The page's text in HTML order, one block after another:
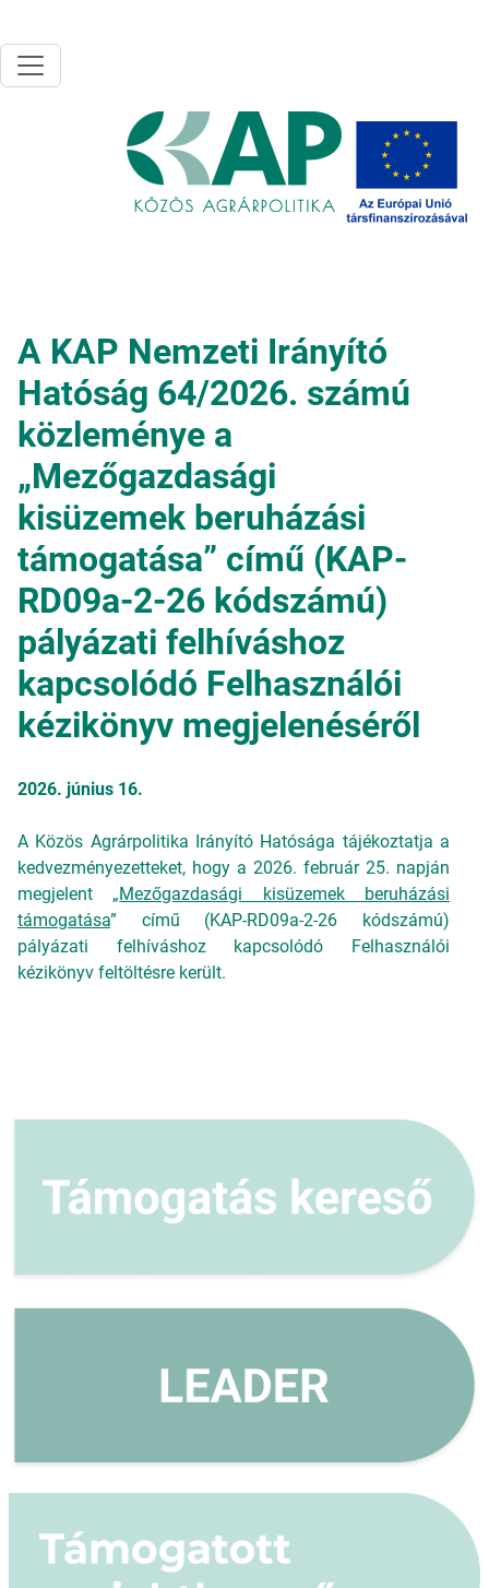
A KAP Nemzeti Irányító
Hatóság 64/2026. számú
közleménye a
„Mezőgazdasági
kisüzemek beruházási
támogatása” című (KAP-
RD09a-2-26 kódszámú)
pályázati felhíváshoz
kapcsolódó Felhasználói
kézikönyv megjelenéséről
2026. június 16.
A Közös Agrárpolitika Irányító Hatósága tájékoztatja a
kedvezményezetteket, hogy a 2026. február 25. napján
megjelent „Mezőgazdasági kisüzemek beruházási
támogatása” című (KAP-RD09a-2-26 kódszámú)
pályázati felhíváshoz kapcsolódó Felhasználói
kézikönyv feltöltésre került.